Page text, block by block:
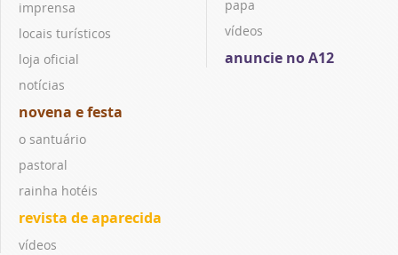
imprensa
locais turísticos
loja oficial
notícias
novena e festa
o santuário
pastoral
rainha hotéis
revista de aparecida
vídeos
papa
vídeos
anuncie no A12